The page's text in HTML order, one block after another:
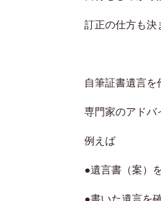
訂正の仕方も決
自筆証書遺言を
専門家のアドバ
例えば
●遺言書（案）
●書いた遺言を